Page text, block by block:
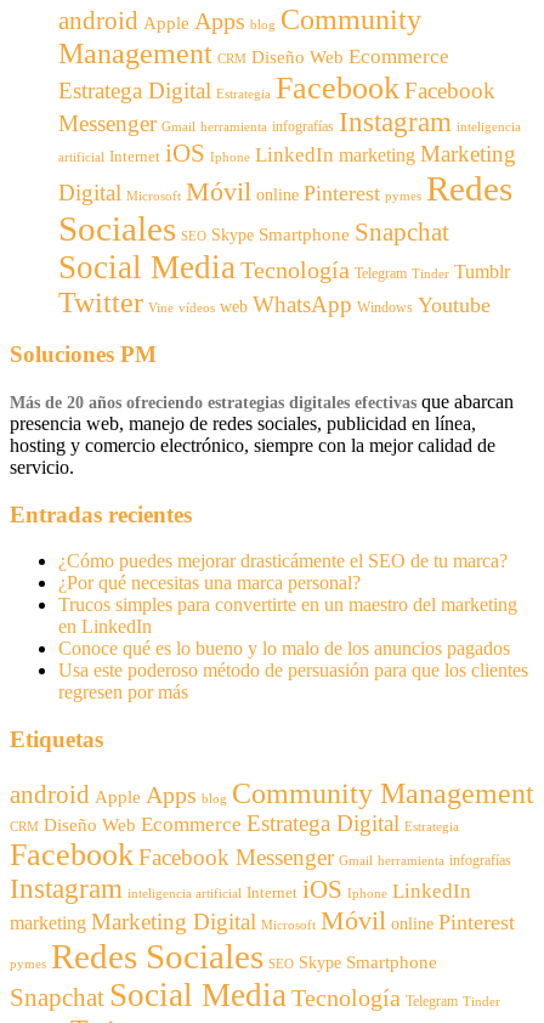
android Apple Apps blog Community
Management CRM Diseño Web Ecommerce
Estratega Digital Estrategia FacebookFacebook
Messenger Gmail herramienta infografías Instagram inteligencia
artificial Internet iOS Iphone LinkedIn marketing Marketing
Digital Microsoft Móvil online Pinterest pymes Redes
Sociales SEO Skype Smartphone Snapchat
Social Media Tecnología Telegram Tinder Tumblr
Twitter Vine vídeos web WhatsApp Windows Youtube
Soluciones PM
Más de 20 años ofreciendo estrategias digitales efectivas que abarcan
presencia web, manejo de redes sociales, publicidad en línea,
hosting y comercio electrónico, siempre con la mejor calidad de
servicio.
Entradas recientes
¿Cómo puedes mejorar drasticámente el SEO de tu marca?
¿Por qué necesitas una marca personal?
Trucos simples para convertirte en un maestro del marketing
en LinkedIn
Conoce qué es lo bueno y lo malo de los anuncios pagados
Usa este poderoso método de persuasión para que los clientes
regresen por más
Etiquetas
android Apple Apps blog Community Management
CRM Diseño Web Ecommerce Estratega Digital Estrategia
FacebookFacebook Messenger Gmail herramienta infografías
Instagram inteligencia artificial Internet iOS Iphone LinkedIn
marketing Marketing Digital Microsoft Móvil online Pinterest
pymes Redes Sociales SEO Skype Smartphone
Snapchat Social Media Tecnología Telegram Tinder